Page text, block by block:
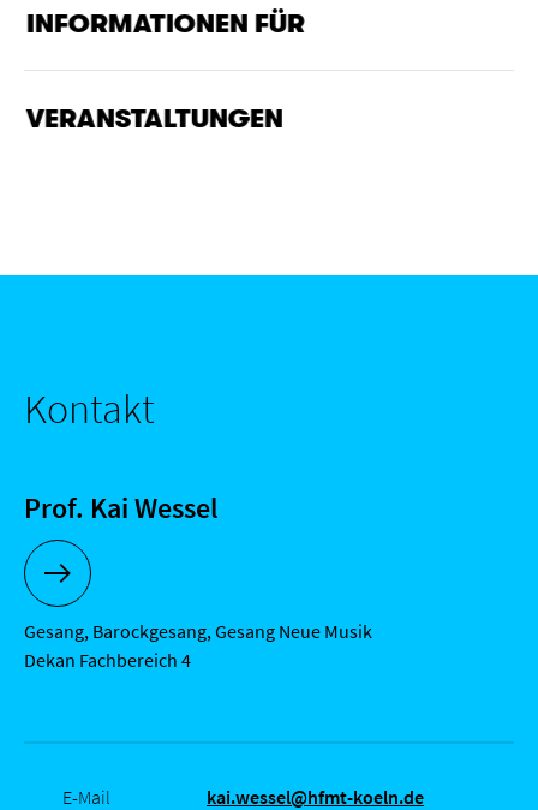
INFORMATIONEN FÜR
VERANSTALTUNGEN
Kontakt
Prof. Kai Wessel
MEHR ZU PROF. KAI WESSEL
Gesang, Barockgesang, Gesang Neue Musik
Dekan Fachbereich 4
E-Mail kai.wessel@hfmt-koeln.de